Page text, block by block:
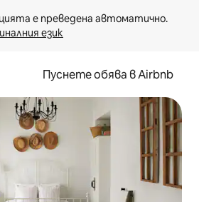
език
Пуснете обява в Airbnb